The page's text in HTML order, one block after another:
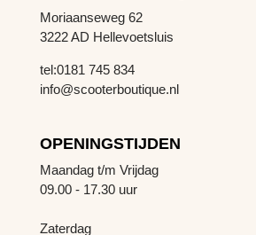
Moriaanseweg 62
3222 AD Hellevoetsluis
tel:0181 745 834
info@scooterboutique.nl
OPENINGSTIJDEN
Maandag t/m Vrijdag
09.00 - 17.30 uur
Zaterdag